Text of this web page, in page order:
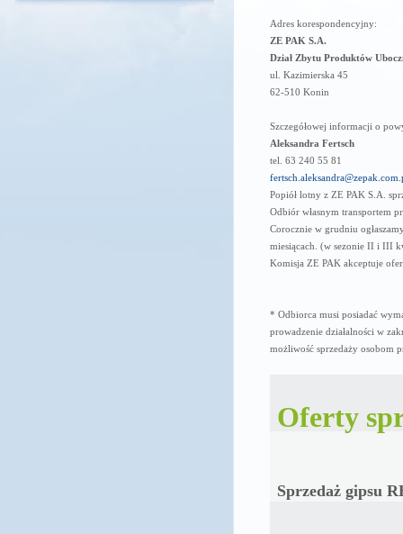
Adres korespondencyjny:
ZE PAK S.A.
Dział Zbytu Produktów
ul. Kazimierska 45
62-510 Konin
Szczegółowej informacji o
Aleksandra Fertsch
tel. 63 240 55 81
Popiół lotny z ZE PAK S.A.
Odbiór własnym transportem
Corocznie w grudniu
miesiącach. (w sezonie II i III
Komisja ZE PAK akceptuje
* Odbiorca musi posiadać
prowadzenie działalności w
możliwość sprzedaży osobom
Oferty
Sprzedaż gipsu